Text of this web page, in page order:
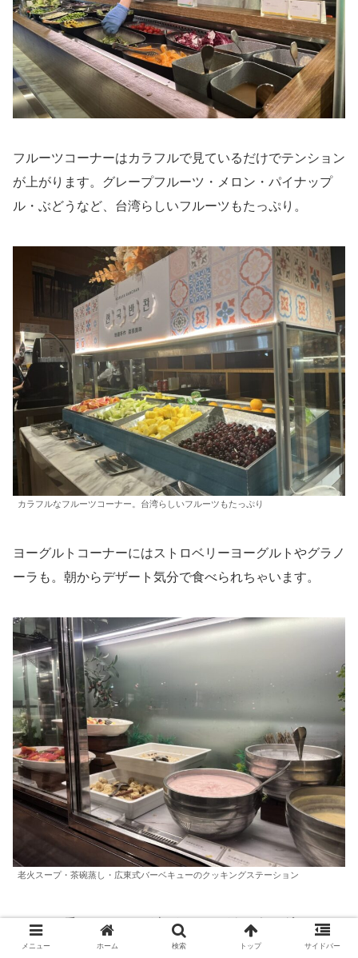
フルーツコーナーはカラフルで見ているだけでテンション
が上がります。グレープフルーツ・メロン・パイナップ
ル・ぶどうなど、台湾らしいフルーツもたっぷり。
カラフルなフルーツコーナー。台湾らしいフルーツもたっぷり
ヨーグルトコーナーにはストロベリーヨーグルトやグラノ
ーラも。朝からデザート気分で食べられちゃいます。
老火スープ・茶碗蒸し・広東式バーベキューのクッキングステーション
そして一番テンションが上がったのが
クッキングステーシ
ョン！ 老火スープ（薬膳スープ）・茶碗蒸し・広東式バー
メニュー ホーム 検索 トップ サイドバー